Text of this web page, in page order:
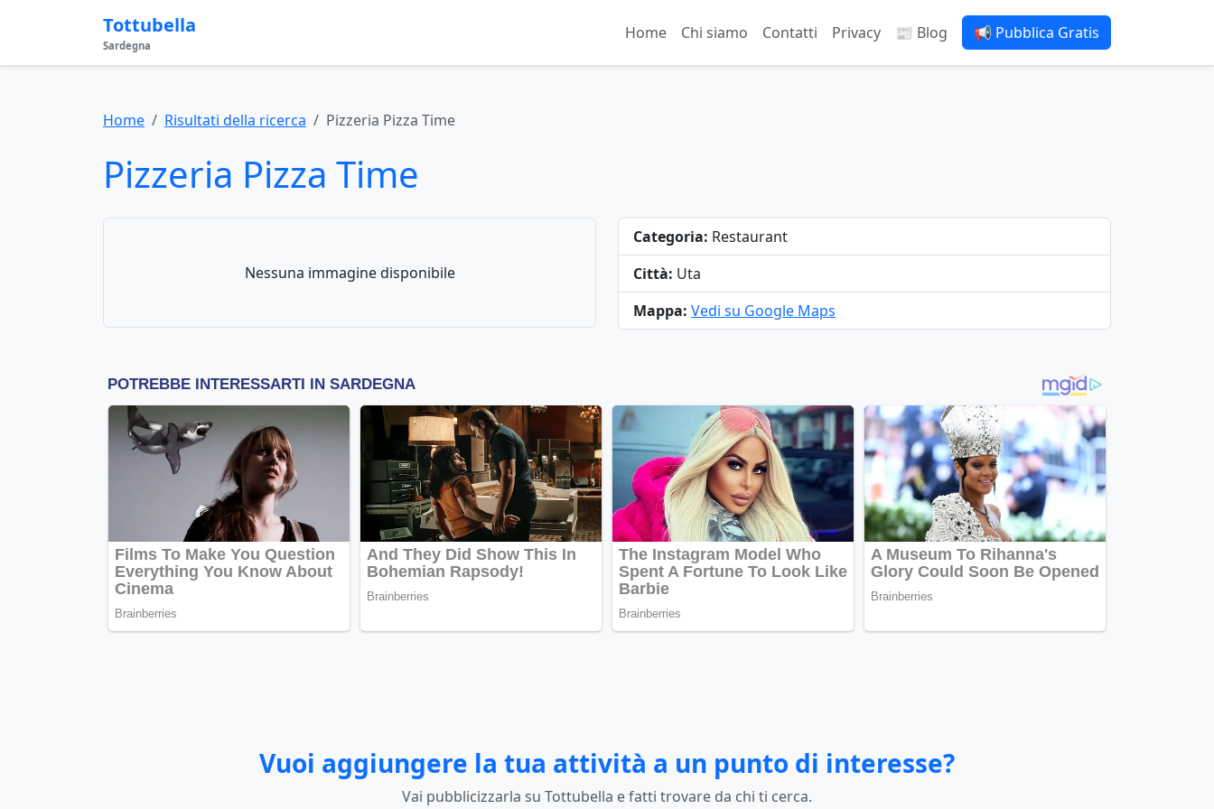
Tottubella
Sardegna
Home Chi siamo Contatti Privacy 📰 Blog 📢 Pubblica Gratis
Home Risultati della ricerca Pizzeria Pizza Time
Pizzeria Pizza Time
Nessuna immagine disponibile
Categoria: Restaurant
Città: Uta
Mappa: Vedi su Google Maps
Vuoi aggiungere la tua attività a un punto di interesse?
Vai pubblicizzarla su Tottubella e fatti trovare da chi ti cerca.